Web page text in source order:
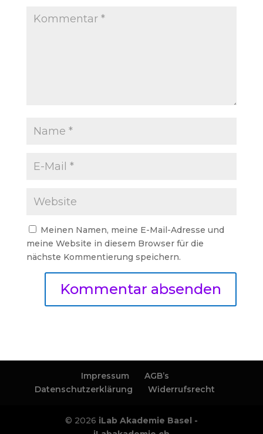
Meinen Namen, meine E-Mail-Adresse und
meine Website in diesem Browser für die
nächste Kommentierung speichern.
Impressum
AGB’s
Datenschutzerklärung
Widerrufsrecht
© 2026 iLab Akademie Basel -